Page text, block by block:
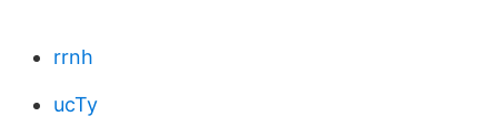
rrnh
ucTy